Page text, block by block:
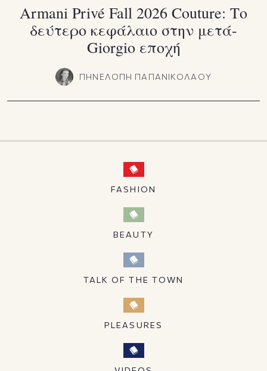
Armani Privé Fall 2026 Couture: Το
δεύτερο κεφάλαιο στην μετά-
Giorgio εποχή
ΠΗΝΕΛΟΠΗ ΠΑΠΑΝΙΚΟΛΑΟΥ
FASHION
BEAUTY
TALK OF THE TOWN
PLEASURES